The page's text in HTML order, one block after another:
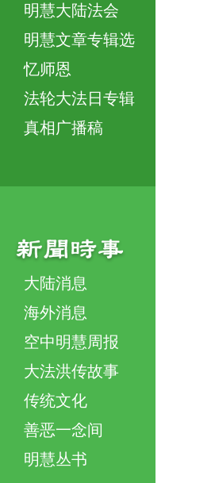
明慧大陆法会
明慧文章专辑选
忆师恩
法轮大法日专辑
真相广播稿
大陆消息
海外消息
空中明慧周报
大法洪传故事
传统文化
善恶一念间
明慧丛书